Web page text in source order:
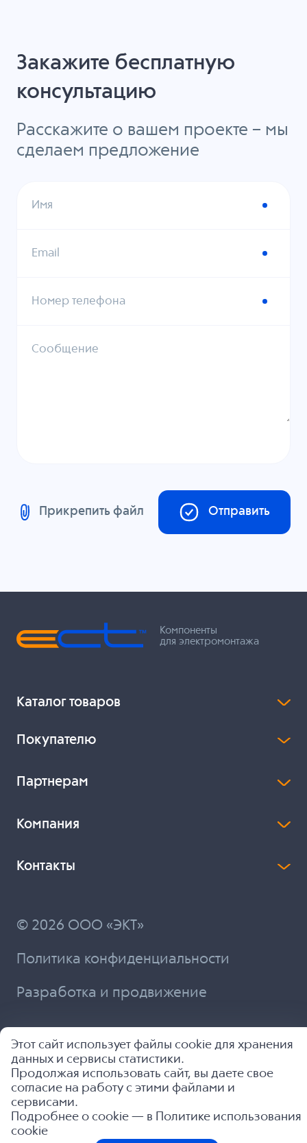
Закажите бесплатную
консультацию
Расскажите о вашем проекте – мы
сделаем предложение
Имя
Email
Номер телефона
Сообщение
Прикрепить файл Отправить
Компоненты
для электромонтажа
Каталог товаров
Покупателю
Партнерам
Компания
Контакты
© 2026 ООО «ЭКТ»
Политика конфиденциальности
Разработка и продвижение
Этот сайт использует файлы cookie для хранения
данных и сервисы статистики.
Продолжая использовать сайт, вы даете свое
согласие на работу с этими файлами и
сервисами.
Подробнее о cookie — в
Политике использования
cookie